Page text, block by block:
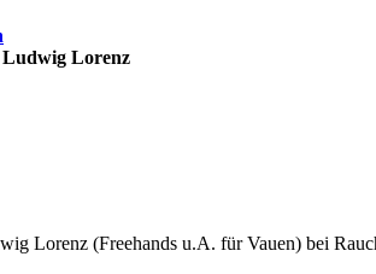
Ludwig Lorenz
Lorenz (Freehands u.A. für Vauen) bei